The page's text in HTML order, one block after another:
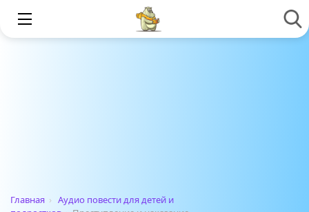
Главная › Аудио повести для детей и